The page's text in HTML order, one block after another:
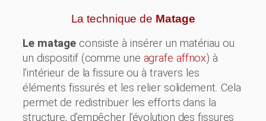
La technique de Matage
Le matage consiste à insérer un matériau ou
un dispositif (comme une agrafe affnox) à
l’intérieur de la fissure ou à travers les
éléments fissurés et les relier solidement. Cela
permet de redistribuer les efforts dans la
structure, d’empêcher l’évolution des fissures